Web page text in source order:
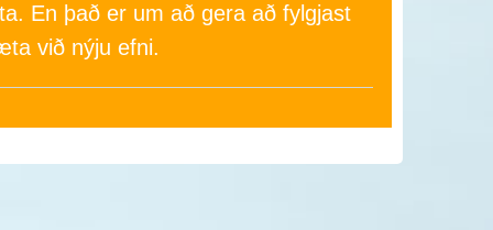
En það er um að gera að fylgjast
við nýju efni.